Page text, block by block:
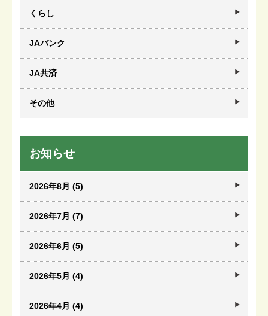
くらし
JAバンク
JA共済
その他
お知らせ
2026年8月 (5)
2026年7月 (7)
2026年6月 (5)
2026年5月 (4)
2026年4月 (4)